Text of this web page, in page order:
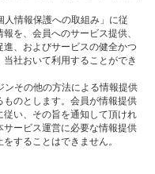
情報保護への取組み」に従
を、会員へのサービス提供、
、およびサービスの健全かつ
社おいて利用することができ
その他の方法による情報提供
ものとします。会員が情報提供
い、その旨を通知して頂けれ
ービス運営に必要な情報提供
することはできません。